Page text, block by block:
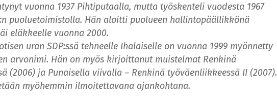
vuonna 1937 Pihtiputaalla, mutta työskenteli vuodesta 1967
puoluetoimistolla. Hän aloitti puolueen hallintopäällikkönä
eläkkeelle vuonna 2000.
uran SDP:ssä tehneelle Ihalaiselle on vuonna 1999 myönnetty
arvonimi. Hän on myös kirjoittanut muistelmat Renkinä
(2006) ja Punaisella viivalla – Renkinä työväenliikkeessä II (2007).
myöhemmin ilmoitettavana ajankohtana.